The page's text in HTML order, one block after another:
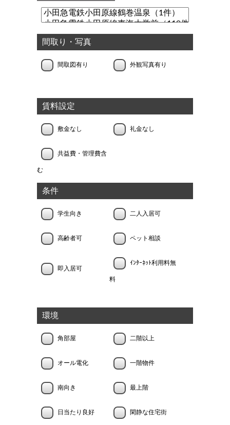
間取り・写真
間取図有り 外観写真有り
賃料設定
敷金なし 礼金なし
共益費・管理費含
む
条件
学生向き 二人入居可
高齢者可 ペット相談
即入居可
ｲﾝﾀｰﾈｯﾄ利用料無
料
環境
角部屋 二階以上
オール電化 一階物件
南向き 最上階
日当たり良好 閑静な住宅街